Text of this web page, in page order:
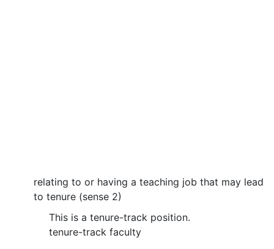
relating to or having a teaching job that may lead
to tenure (sense 2)
This is a tenure-track position.
tenure-track faculty